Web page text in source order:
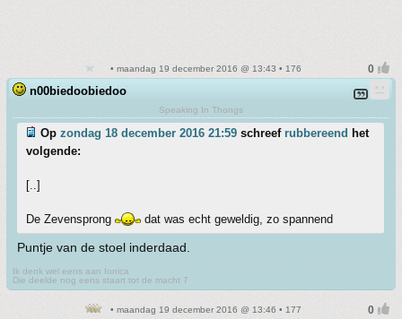
• maandag 19 december 2016 @ 13:43 • 176
n00biedoobiedoo
Speaking In Thongs
Op zondag 18 december 2016 21:59 schreef rubbereend het
volgende:
[..]
De Zevensprong dat was echt geweldig, zo spannend
Puntje van de stoel inderdaad.
Ik denk wel eens aan Ionica
Die deelde nog eens staart tot de macht 7
• maandag 19 december 2016 @ 13:46 • 177